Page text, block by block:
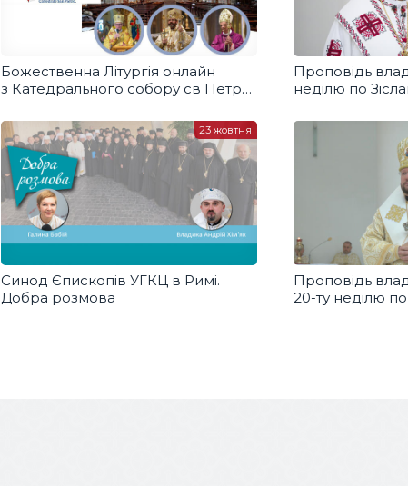
Божественна Літургія онлайн
з Катедрального собору св Петра
Проповідь
неділю по
Синод Єпископів УГКЦ в Римі.
Добра розмова
23 жовтня
Проповідь
20-ту неділю по